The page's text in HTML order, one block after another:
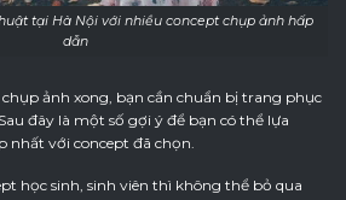
tại Hà Nội với nhiều concept chụp ảnh hấp
dẫn
ảnh xong, bạn cần chuẩn bị trang phục
đây là một số gợi ý để bạn có thể lựa
nhất với concept đã chọn.
học sinh, sinh viên thì không thể bỏ qua